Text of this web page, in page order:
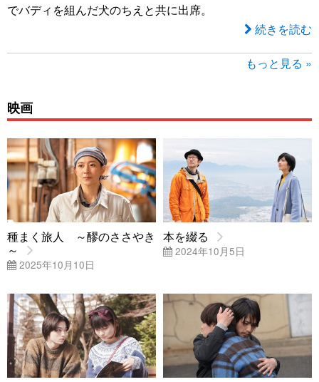
でバディを組んだ犬のちえと共に出席。
続きを読む
もっと見る »
映画
種まく旅人 ～醪のささやき
～
2025年10月10日
本を綴る
2024年10月5日